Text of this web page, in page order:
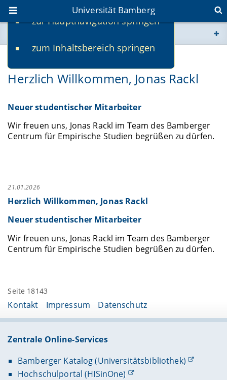
zur Hauptnavigation springen
zum Inhaltsbereich springen
Universität Bamberg
www.uni-bamberg.de
univis.uni-bamberg.de
fis.uni-bamberg.de
Herzlich Willkommen, Jonas Rackl
Neuer studentischer Mitarbeiter
Wir freuen uns, Jonas Rackl im Team des Bamberger
Centrum für Empirische Studien begrüßen zu dürfen.
21.01.2026
Herzlich Willkommen, Jonas Rackl
Neuer studentischer Mitarbeiter
Wir freuen uns, Jonas Rackl im Team des Bamberger
Centrum für Empirische Studien begrüßen zu dürfen.
Seite 18143
Kontakt Impressum Datenschutz
Zentrale Online-Services
Bamberger Katalog (Universitätsbibliothek)
Hochschulportal (HISinOne)